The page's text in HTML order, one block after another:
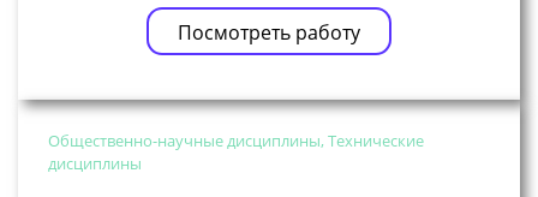
Посмотреть работу
Общественно-научные дисциплины, Технические
дисциплины